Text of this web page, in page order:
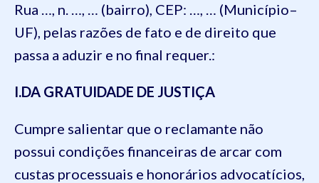
Rua …, n. …, … (bairro), CEP: …, … (Município–
UF), pelas razões de fato e de direito que
passa a aduzir e no final requer.:
I.DA GRATUIDADE DE JUSTIÇA
Cumpre salientar que o reclamante não
possui condições financeiras de arcar com
custas processuais e honorários advocatícios,